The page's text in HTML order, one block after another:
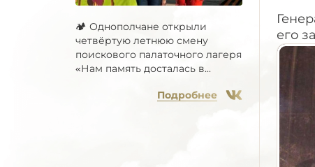
🏕 Однополчане открыли
четвёртую летнюю смену
поискового палаточного лагеря
«Нам память досталась в...
Подробнее
его